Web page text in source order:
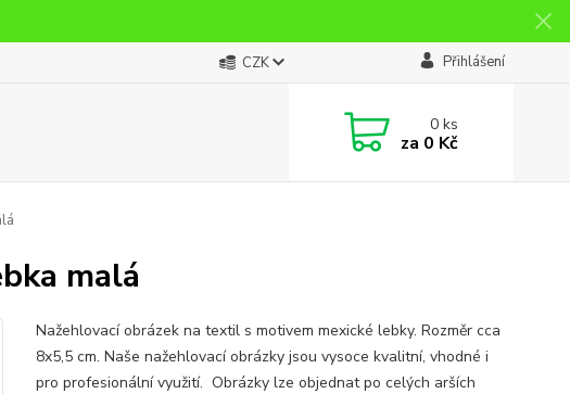
CZK Přihlášení
0ks
za 0 Kč
malá
Nažehlovací obrázek na textil s motivem mexické lebky. Rozměr cca
8x5,5 cm. Naše nažehlovací obrázky jsou vysoce kvalitní, vhodné i
pro profesionální využití. Obrázky lze objednat po celých arších